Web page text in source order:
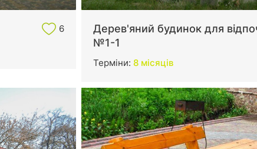
6
Дерев'яний будинок для
№1-1
Терміни: 8 місяців